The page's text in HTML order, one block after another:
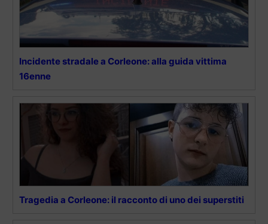
Incidente stradale a Corleone: alla guida vittima
16enne
Tragedia a Corleone: il racconto di uno dei superstiti